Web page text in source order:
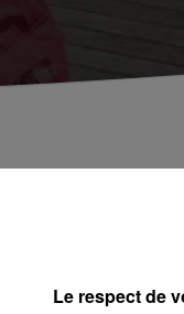
les pouces.
destiné à
à pédalo.
chandelle. Un pari
Le respect de